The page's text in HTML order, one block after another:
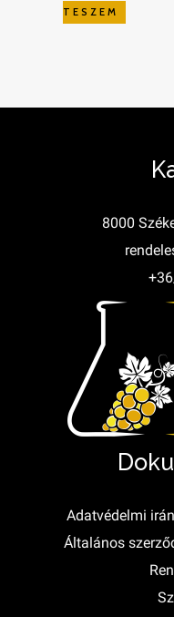
TESZEM
8000
Adatvédelmi
Általános